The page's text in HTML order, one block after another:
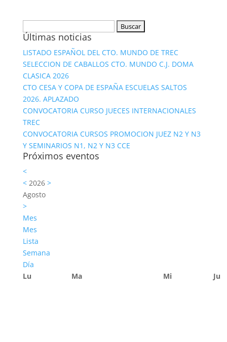
Últimas noticias
LISTADO ESPAÑOL DEL CTO. MUNDO DE TREC
SELECCION DE CABALLOS CTO. MUNDO C.J. DOMA
CLASICA 2026
CTO CESA Y COPA DE ESPAÑA ESCUELAS SALTOS
2026. APLAZADO
CONVOCATORIA CURSO JUECES INTERNACIONALES
TREC
CONVOCATORIA CURSOS PROMOCION JUEZ N2 Y N3
Y SEMINARIOS N1, N2 Y N3 CCE
Próximos eventos
<
<2026 >
Agosto
>
Mes
Mes
Lista
Semana
Día
Lu
Ma Mi Ju